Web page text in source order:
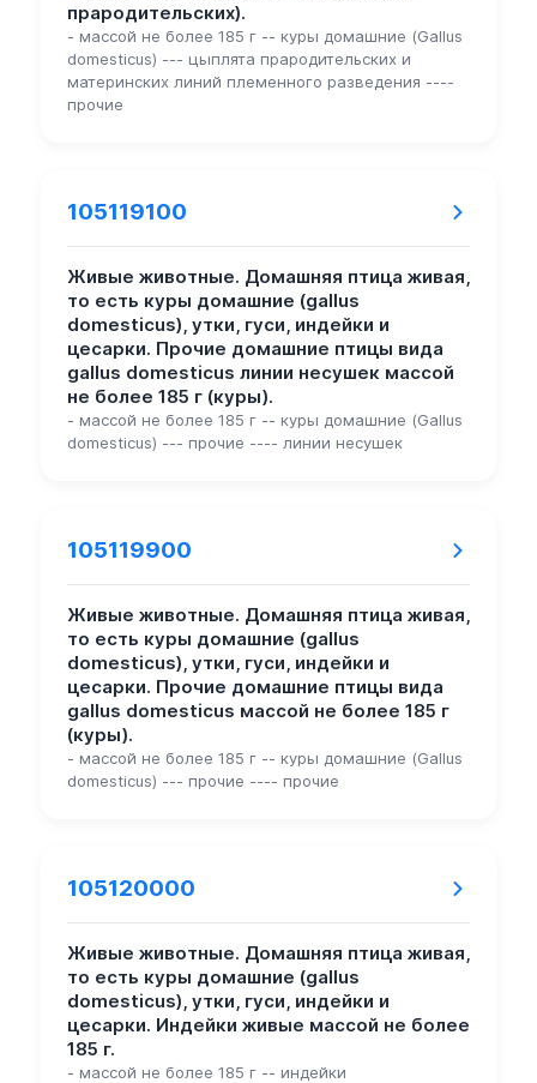
прародительских).
- массой не более 185 г -- куры домашние (Gallus
domesticus) --- цыплята прародительских и
материнских линий племенного разведения ----
прочие
105119100
Живые животные. Домашняя птица живая,
то есть куры домашние (gallus
domesticus), утки, гуси, индейки и
цесарки. Прочие домашние птицы вида
gallus domesticus линии несушек массой
не более 185 г (куры).
- массой не более 185 г -- куры домашние (Gallus
domesticus) --- прочие ---- линии несушек
105119900
Живые животные. Домашняя птица живая,
то есть куры домашние (gallus
domesticus), утки, гуси, индейки и
цесарки. Прочие домашние птицы вида
gallus domesticus массой не более 185 г
(куры).
- массой не более 185 г -- куры домашние (Gallus
domesticus) --- прочие ---- прочие
105120000
Живые животные. Домашняя птица живая,
то есть куры домашние (gallus
domesticus), утки, гуси, индейки и
цесарки. Индейки живые массой не более
185 г.
- массой не более 185 г -- индейки